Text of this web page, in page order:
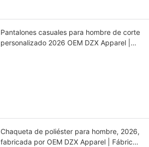
Pantalones casuales para hombre de corte
personalizado 2026 OEM DZX Apparel |
Chaqueta de poliéster para hombre, 2026,
fabricada por OEM DZX Apparel | Fábrica